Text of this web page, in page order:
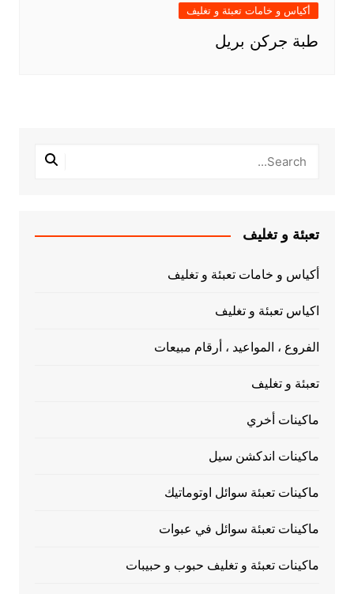
أكياس و خامات تعبئة و تغليف
طبة جركن بريل
تعبئة و تغليف
أكياس و خامات تعبئة و تغليف
اكياس تعبئة و تغليف
الفروع ، المواعيد ، أرقام مبيعات
تعبئة و تغليف
ماكينات أخري
ماكينات اندكشن سيل
ماكينات تعبئة سوائل اوتوماتيك
ماكينات تعبئة سوائل في عبوات
ماكينات تعبئة و تغليف حبوب و حبيبات